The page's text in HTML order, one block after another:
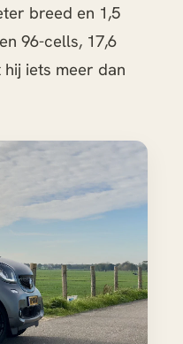
breed en 1,5
96-cells, 17,6
iets meer dan